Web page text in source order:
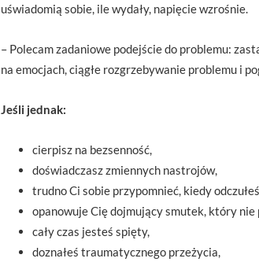
uświadomią sobie, ile wydały, napięcie wzrośnie.
– Polecam zadaniowe podejście do problemu:
na emocjach, ciągłe rozgrzebywanie problemu i
Jeśli jednak:
cierpisz na bezsenność,
doświadczasz zmiennych nastrojów,
trudno Ci sobie przypomnieć, kiedy
opanowuje Cię dojmujący smutek, który nie
cały czas jesteś spięty,
doznałeś traumatycznego przeżycia,